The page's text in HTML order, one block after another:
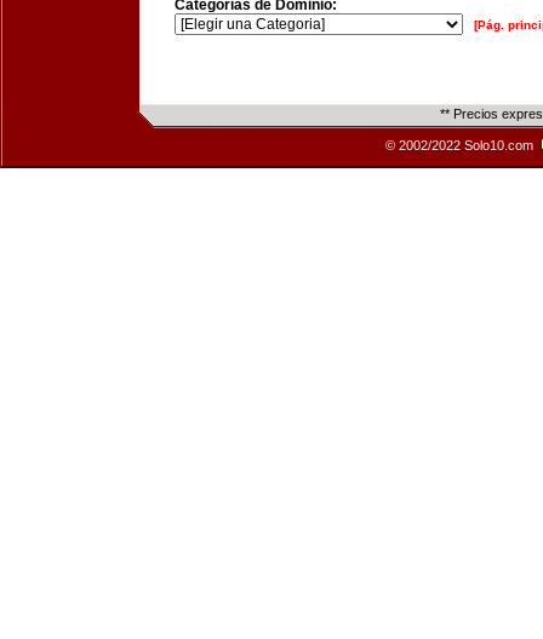
Categorías de Dominio:
[Pág.
** Precios
© 2002/2022 Solo10.com